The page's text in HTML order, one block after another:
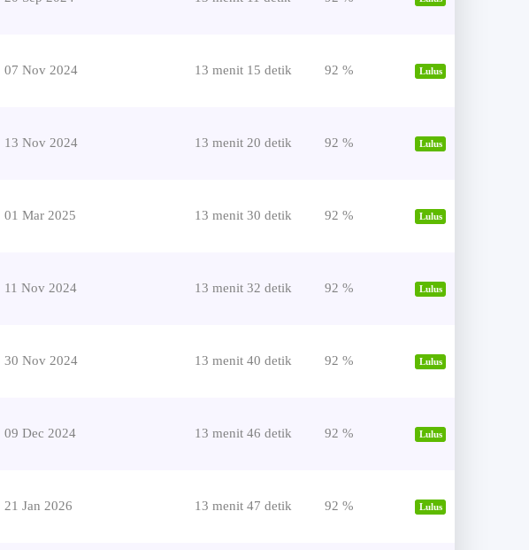
07 Nov 2024 13 menit 15 detik 92 % Lulus
13 Nov 2024 13 menit 20 detik 92 % Lulus
01 Mar 2025 13 menit 30 detik 92 % Lulus
11 Nov 2024 13 menit 32 detik 92 % Lulus
30 Nov 2024 13 menit 40 detik 92 % Lulus
09 Dec 2024 13 menit 46 detik 92 % Lulus
21 Jan 2026 13 menit 47 detik 92 % Lulus